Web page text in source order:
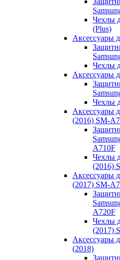
Чехлы
(Plus)
Аксессуары
Чехлы
Аксессуары
Чехлы
Аксессуары
(2016) SM-
A710F
Чехлы
(2016)
Аксессуары
(2017) SM-
A720F
Чехлы
(2017)
Аксессуары
(2018)